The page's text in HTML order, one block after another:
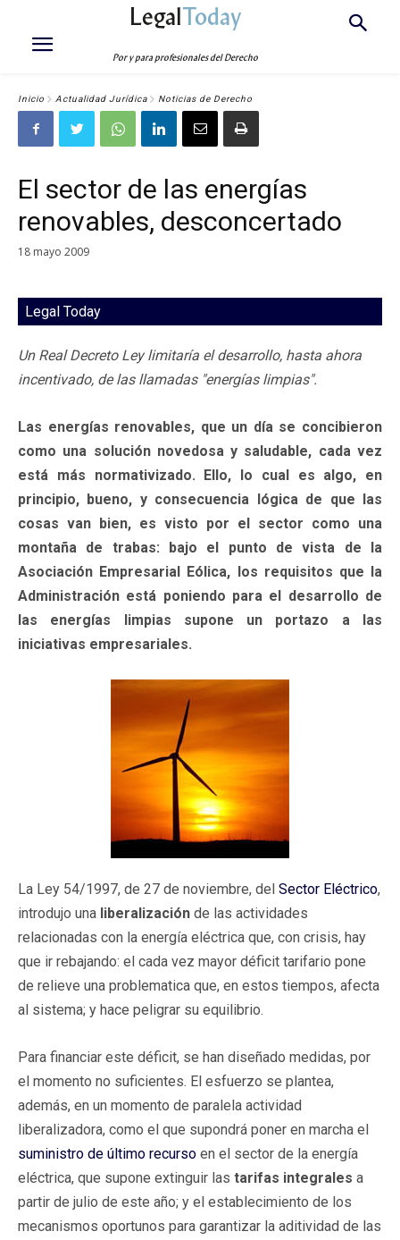
LegalToday
Por y para profesionales del Derecho
Inicio Actualidad Jurídica Noticias de Derecho
El sector de las energías
renovables, desconcertado
18 mayo 2009
Legal Today
Un Real Decreto Ley limitaría el desarrollo, hasta ahora
incentivado, de las llamadas "energías limpias".
Las energías renovables, que un día se concibieron
como una solución novedosa y saludable, cada vez
está más normativizado. Ello, lo cual es algo, en
principio, bueno, y consecuencia lógica de que las
cosas van bien, es visto por el sector como una
montaña de trabas: bajo el punto de vista de la
Asociación Empresarial Eólica, los requisitos que la
Administración está poniendo para el desarrollo de
las energías limpias supone un portazo a las
iniciativas empresariales.
La Ley 54/1997, de 27 de noviembre, del Sector Eléctrico,
introdujo una liberalización de las actividades
relacionadas con la energía eléctrica que, con crisis, hay
que ir rebajando: el cada vez mayor déficit tarifario pone
de relieve una problematica que, en estos tiempos, afecta
al sistema; y hace peligrar su equilibrio.
Para financiar este déficit, se han diseñado medidas, por
el momento no suficientes. El esfuerzo se plantea,
además, en un momento de paralela actividad
liberalizadora, como el que supondrá poner en marcha el
suministro de último recurso en el sector de la energía
eléctrica, que supone extinguir las tarifas integrales a
partir de julio de este año; y el establecimiento de los
mecanismos oportunos para garantizar la aditividad de las